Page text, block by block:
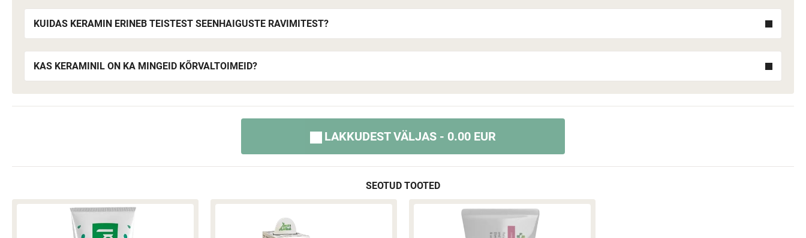
KUIDAS KERAMIN ERINEB TEISTEST SEENHAIGUSTE RAVIMITEST?
KAS KERAMINIL ON KA MINGEID KÕRVALTOIMEID?
LAKKUDEST VÄLJAS - 0.00 EUR
SEOTUD TOOTED